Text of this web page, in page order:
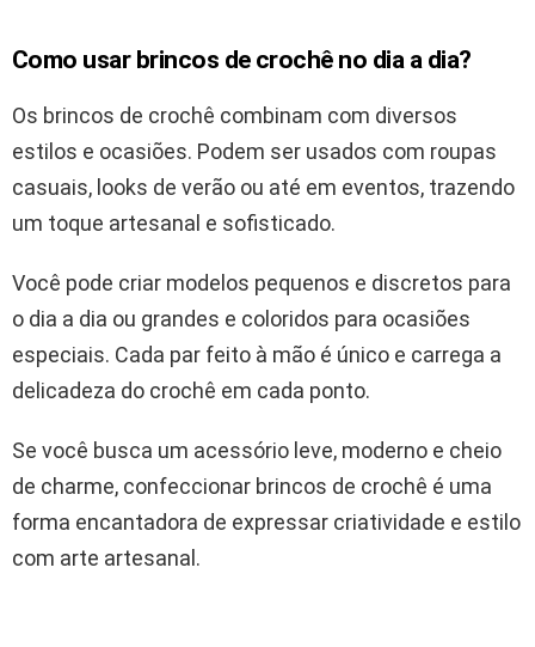
Como usar brincos de crochê no dia a dia?
Os brincos de crochê combinam com diversos
estilos e ocasiões. Podem ser usados com roupas
casuais, looks de verão ou até em eventos, trazendo
um toque artesanal e sofisticado.
Você pode criar modelos pequenos e discretos para
o dia a dia ou grandes e coloridos para ocasiões
especiais. Cada par feito à mão é único e carrega a
delicadeza do crochê em cada ponto.
Se você busca um acessório leve, moderno e cheio
de charme, confeccionar brincos de crochê é uma
forma encantadora de expressar criatividade e estilo
com arte artesanal.